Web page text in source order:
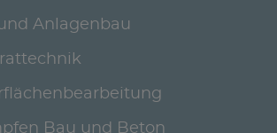
Anlagenbau
Bau und Beton